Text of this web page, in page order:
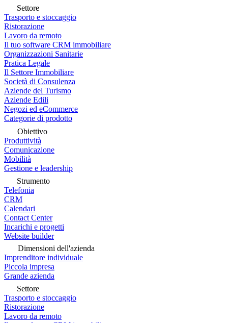
Settore
Trasporto e stoccaggio
Ristorazione
Lavoro da remoto
Il tuo software CRM immobiliare
Organizzazioni Sanitarie
Pratica Legale
Il Settore Immobiliare
Società di Consulenza
Aziende del Turismo
Aziende Edili
Negozi ed eCommerce
Categorie di prodotto
Obiettivo
Produttività
Comunicazione
Mobilità
Gestione e leadership
Strumento
Telefonia
CRM
Calendari
Contact Center
Incarichi e progetti
Website builder
Dimensioni dell'azienda
Imprenditore individuale
Piccola impresa
Grande azienda
Settore
Trasporto e stoccaggio
Ristorazione
Lavoro da remoto